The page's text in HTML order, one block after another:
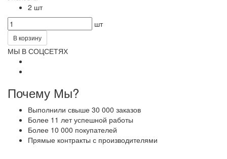
2 шт
шт
В корзину
МЫ В СОЦСЕТЯХ
Почему Мы?
Выполнили свыше 30 000 заказов
Более 11 лет успешной работы
Более 10 000 покупателей
Прямые контракты с производителями